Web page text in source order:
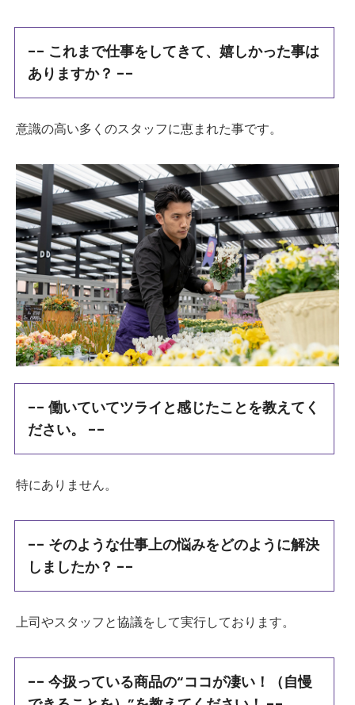
-- これまで仕事をしてきて、嬉しかった事は
ありますか？ --
意識の高い多くのスタッフに恵まれた事です。
-- 働いていてツライと感じたことを教えてく
ださい。 --
特にありません。
-- そのような仕事上の悩みをどのように解決
しましたか？ --
上司やスタッフと協議をして実行しております。
-- 今扱っている商品の“ココが凄い！（自慢